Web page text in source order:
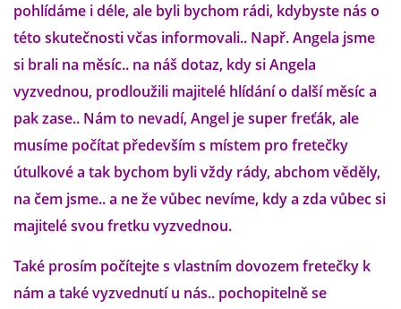
NEMOCI FRETEK
JAK FRETKA BYDLÍ
CESTOVÁNÍ S FRETKOU
JEDNA ČÍ VÍCE FRETEK?
KASTRACE
STRAVA
pohlídáme i déle, ale byli bychom rádi, kdybyste nás o
této skutečnosti včas informovali.. Např. Angela jsme
si brali na měsíc.. na náš dotaz, kdy si Angela
vyzvednou, prodloužili majitelé hlídání o další měsíc a
pak zase.. Nám to nevadí, Angel je super freťák, ale
musíme počítat především s místem pro fretečky
útulkové a tak bychom byli vždy rády, abchom věděly,
na čem jsme.. a ne že vůbec nevíme, kdy a zda vůbec si
majitelé svou fretku vyzvednou.
Také prosím počítejte s vlastním dovozem fretečky k
nám a také vyzvednutí u nás.. pochopitelně se